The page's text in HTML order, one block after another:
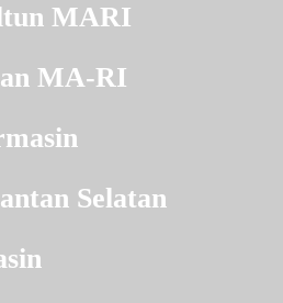
MARI
MA-RI
Selatan